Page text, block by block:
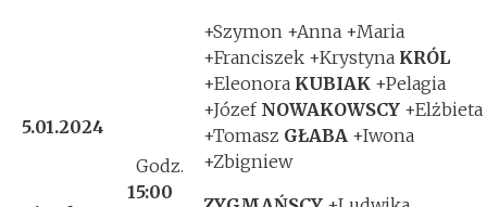
5.01.2024
Godz.
15:00
+Szymon +Anna +Maria
+Franciszek +Krystyna KRÓL
+Eleonora KUBIAK +Pelagia
+Józef NOWAKOWSCY +Elżbieta
+Tomasz GŁABA +Iwona
+Zbigniew